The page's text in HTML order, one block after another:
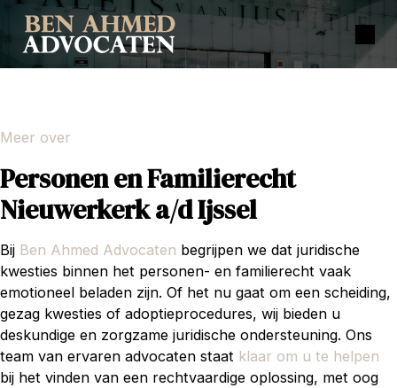
Meer over
Personen en Familierecht
Nieuwerkerk a/d Ijssel
Bij Ben Ahmed Advocaten begrijpen we dat juridische
kwesties binnen het personen- en familierecht vaak
emotioneel beladen zijn. Of het nu gaat om een scheiding,
gezag kwesties of adoptieprocedures, wij bieden u
deskundige en zorgzame juridische ondersteuning. Ons
team van ervaren advocaten staat klaar om u te helpen
bij het vinden van een rechtvaardige oplossing, met oog